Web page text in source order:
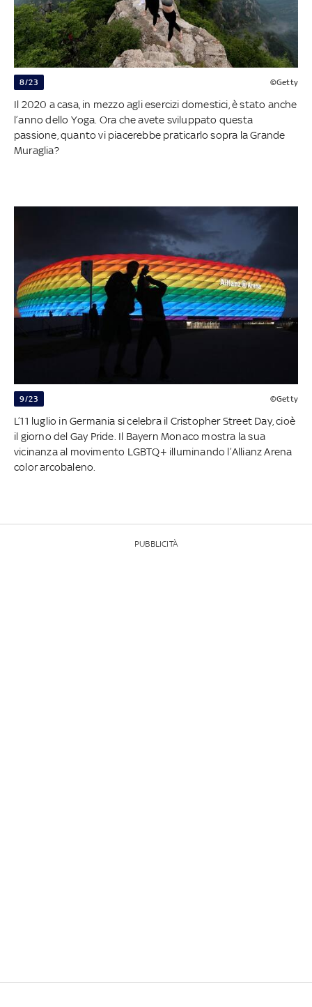
8/23 ©Getty
Il 2020 a casa, in mezzo agli esercizi domestici, è stato anche
l’anno dello Yoga. Ora che avete sviluppato questa
passione, quanto vi piacerebbe praticarlo sopra la Grande
Muraglia?
9/23 ©Getty
L’11 luglio in Germania si celebra il Cristopher Street Day, cioè
il giorno del Gay Pride. Il Bayern Monaco mostra la sua
vicinanza al movimento LGBTQ+ illuminando l’Allianz Arena
color arcobaleno.
PUBBLICITÀ